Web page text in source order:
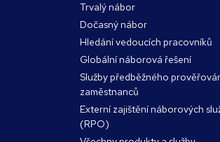
Trvalý nábor
Dočasný nábor
Hledání vedoucích pracovníků
Globální náborová řešení
Služby předběžného
zaměstnanců
Externí zajištění náborových
(RPO)